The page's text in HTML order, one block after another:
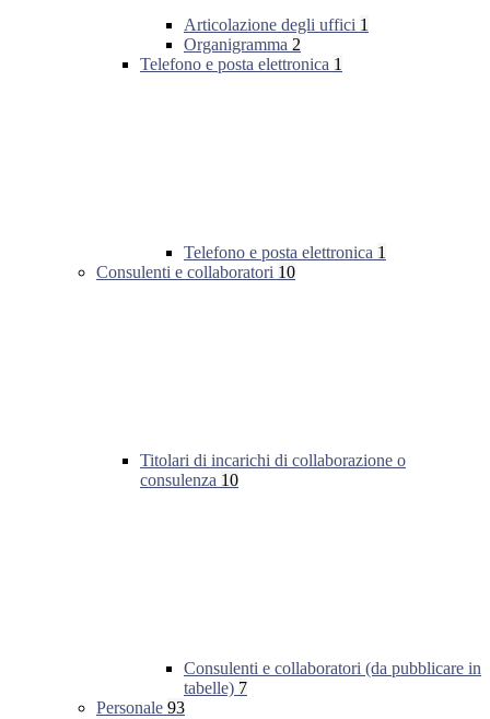
Articolazione degli uffici 1
Organigramma 2
Telefono e posta elettronica 1
Telefono e posta elettronica 1
Consulenti e collaboratori 10
Titolari di incarichi di collaborazione o
consulenza 10
Consulenti e collaboratori (da pubblicare in
tabelle) 7
Personale 93